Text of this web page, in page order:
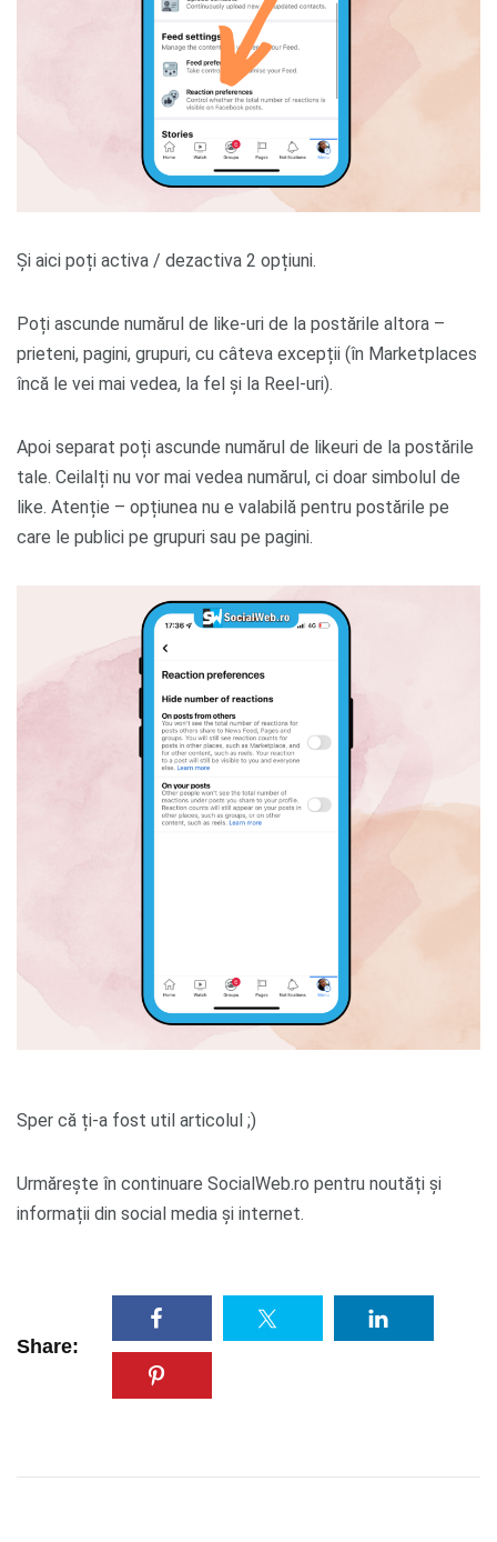
Și aici poți activa / dezactiva 2 opțiuni.
Poți ascunde numărul de like-uri de la postările altora –
prieteni, pagini, grupuri, cu câteva excepții (în Marketplaces
încă le vei mai vedea, la fel și la Reel-uri).
Apoi separat poți ascunde numărul de likeuri de la postările
tale. Ceilalți nu vor mai vedea numărul, ci doar simbolul de
like. Atenție – opțiunea nu e valabilă pentru postările pe
care le publici pe grupuri sau pe pagini.
Sper că ți-a fost util articolul ;)
Urmărește în continuare SocialWeb.ro pentru noutăți și
informații din social media și internet.
Share: